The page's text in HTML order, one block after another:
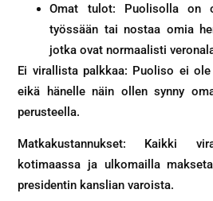
Omat tulot: Puolisolla on
työssään tai nostaa omia
jotka ovat normaalisti
Ei virallista palkkaa: Puoliso ei
eikä hänelle näin ollen synny
perusteella.
Matkakustannukset: Kaikki
kotimaassa ja ulkomailla
presidentin kanslian varoista.